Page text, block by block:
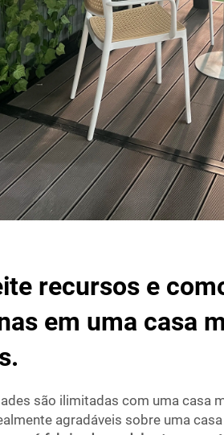
recursos e
em uma casa
são ilimitadas com uma casa
agradáveis sobre uma